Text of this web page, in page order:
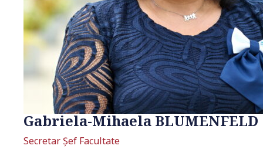
Gabriela-Mihaela BLUMENFELD
Secretar Şef Facultate